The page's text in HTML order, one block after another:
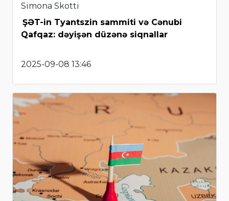
Simona Skotti
ŞƏT-in Tyantszin sammiti və Cənubi
Qafqaz: dəyişən düzənə siqnallar
2025-09-08 13:46